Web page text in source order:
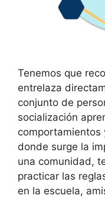
Tenemos que
entrelaza
conjunto de
socialización
comportamientos
donde surge la
una comunidad,
practicar las
en la escuela,